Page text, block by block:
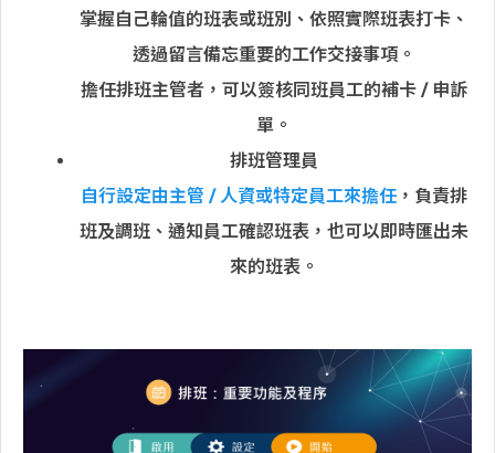
掌握自己輪值的班表或班別、依照實際班表打卡、
透過留言備忘重要的工作交接事項。
擔任排班主管者，可以簽核同班員工的補卡 / 申訴
單。
排班管理員
自行設定由主管 / 人資或特定員工來擔任 ，負責排
班及調班、通知員工確認班表，也可以即時匯出未
來的班表。